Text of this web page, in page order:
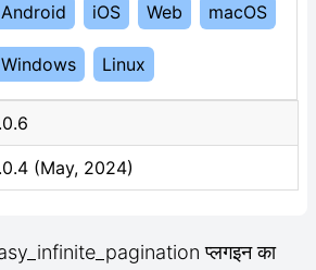
Android iOS Web macOS
Windows Linux
(May, 2024)
प्लगइन का